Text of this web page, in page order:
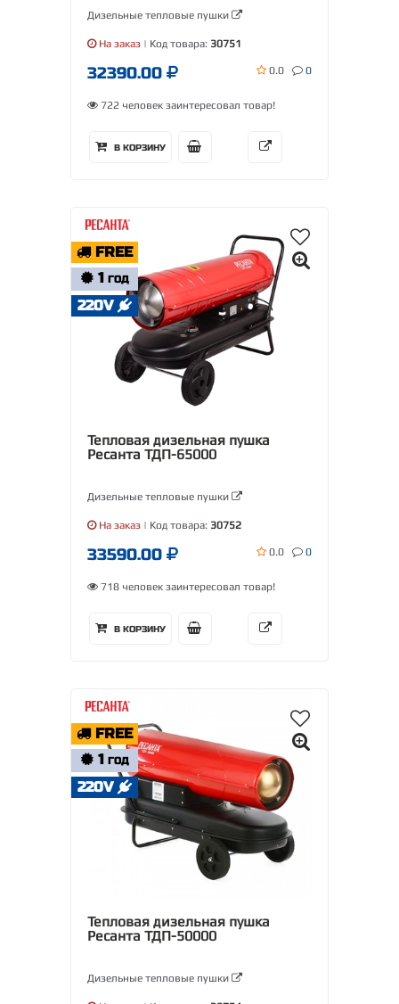
Дизельные тепловые пушки
На заказ | Код товара: 30751
32390.00 0.0 0
722 человек заинтересовал товар!
В КОРЗИНУ
FREE
1 ГОД
220V
Тепловая дизельная пушка
Ресанта ТДП-65000
Дизельные тепловые пушки
На заказ | Код товара: 30752
33590.00 0.0 0
718 человек заинтересовал товар!
В КОРЗИНУ
FREE
1 ГОД
220V
Тепловая дизельная пушка
Ресанта ТДП-50000
Дизельные тепловые пушки